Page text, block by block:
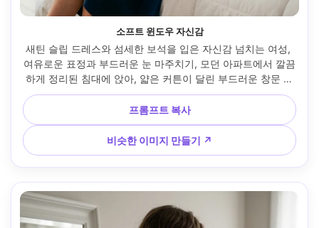
소프트 윈도우 자신감
새틴 슬립 드레스와 섬세한 보석을 입은 자신감 넘치는 여성,
여유로운 표정과 부드러운 눈 마주치기, 모던 아파트에서 깔끔
하게 정리된 침대에 앉아, 얇은 커튼이 달린 부드러운 창문 조
명, 소니 A7IV, 85mm f/1.4, 얕은 피사계 깊이 보케, 세로 4:5
허벅지 중간 초상화, 미묘한 따뜻한 색상 등급, 사실적인 피부
질감, 자연스러운 그림자, 편집 품질, 고해상도, 선명한 초점 --
ar 4:5
프롬프트 복사
비슷한 이미지 만들기 ↗